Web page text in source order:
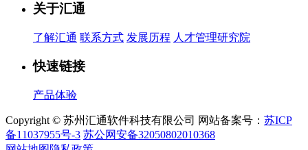
关于汇通
了解汇通 联系方式 发展历程 人才管理研究院
快速链接
产品体验
Copyright © 苏州汇通软件科技有限公司 网站备案号： 苏ICP
备11037955号-3 苏公网安备32050802010368